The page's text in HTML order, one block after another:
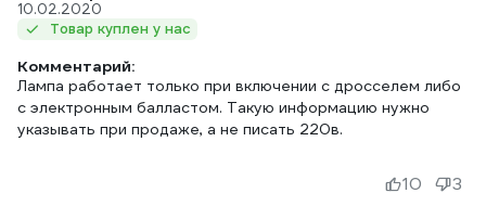
10.02.2020
Товар куплен у нас
Комментарий:
Лампа работает только при включении с дросселем либо
с электронным балластом. Такую информацию нужно
указывать при продаже, а не писать 220в.
10 3